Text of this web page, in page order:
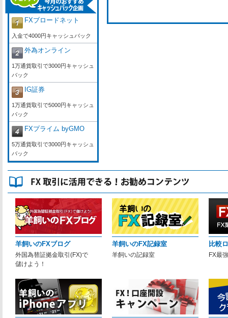
FXブロードネット
入金で4000円キャッシュバック
外為オンライン
1万通貨取引で3000円キャッシュ
バック
IG証券
1万通貨取引で5000円キャッシュ
バック
FXプライム byGMO
5万通貨取引で3000円キャッシュ
バック
羊飼いのFXブログ
外国為替証拠金取引(FX)で
儲けよう！
羊飼いのFX記録室
羊飼いの記録室
比較
FX最